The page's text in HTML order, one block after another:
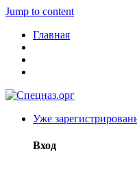
Jump to content
Главная
Уже
Вход